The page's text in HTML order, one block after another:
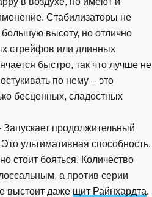
Стабилизаторы не
высоту, но отлично
стрейфов или длинных
быстро, так что лучше не
по нему – это
бесценных, сладостных
Запускает продолжительный
ультимативная способность,
стоит бояться. Количество
а против серии
выстоит даже щит Райнхардта.